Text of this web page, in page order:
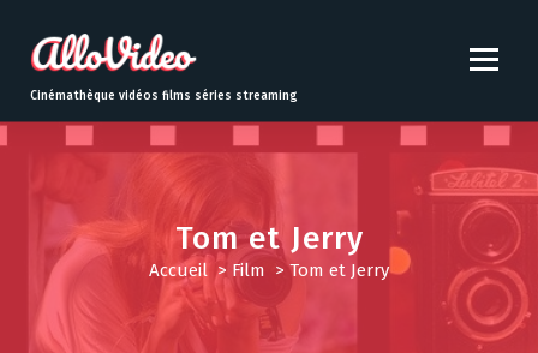
t
o
Cinémathèque vidéos films séries streaming
Tom et Jerry
Accueil > Film >Tom et Jerry